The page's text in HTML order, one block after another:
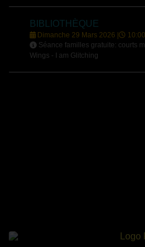
BIBLIOTHÈQUE
Dimanche 29 Mars 2026 |
Séance familles gratuite: courts
Wings - I am Glitching